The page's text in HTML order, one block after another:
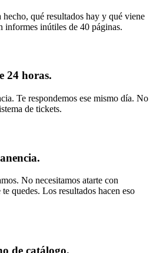
hecho, qué resultados hay y qué viene
informes inútiles de 40 páginas.
24 horas.
Te respondemos ese mismo día. No
de tickets.
No necesitamos atarte con
quedes. Los resultados hacen eso
de catálogo.